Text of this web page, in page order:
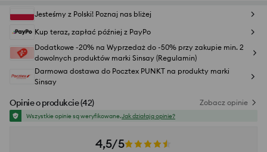
Jesteśmy z Polski! Poznaj nas bliżej
Kup teraz, zapłać później z PayPo
Dodatkowe -20% na Wyprzedaż do -50% przy zakupie min. 2
dowolnych produktów marki Sinsay (Regulamin)
Darmowa dostawa do Pocztex PUNKT na produkty marki
Sinsay
Opinie o produkcie(42) Zobacz opinie
Wszystkie opinie są weryfikowane.Jak działają opinie?
4,5/5